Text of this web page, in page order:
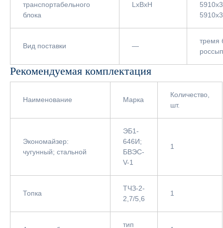
транспортабельного
блока
LxBxH
Вид поставки —
тремя
Рекомендуемая комплектация
Наименование Марка
Количество,
шт.
Экономайзер:
чугунный; стальной
ЭБ1-
646И;
БВЭС-
V-1
1
Топка
ТЧЗ-2-
2,7/5,6
1
тип